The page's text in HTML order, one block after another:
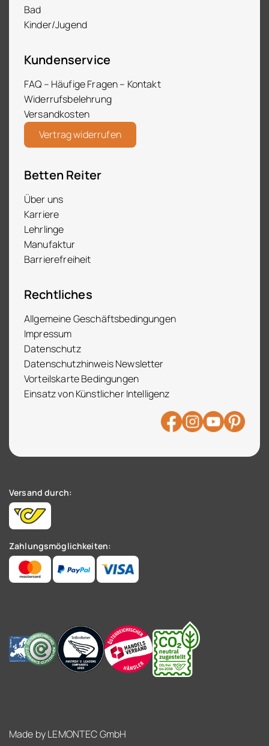
Bad
Kinder/Jugend
Kundenservice
FAQ – Häufige Fragen – Kontakt
Widerrufsbelehrung
Versandkosten
Vertrag widerrufen
Betten Reiter
Über uns
Karriere
Lehrlinge
Manufaktur
Barrierefreiheit
Rechtliches
Allgemeine Geschäftsbedingungen
Impressum
Datenschutz
Datenschutzhinweis Newsletter
Vorteilskarte Bedingungen
Einsatz von Künstlicher Intelligenz
Versand durch:
Zahlungsmöglichkeiten:
Made byLEMONTEC GmbH